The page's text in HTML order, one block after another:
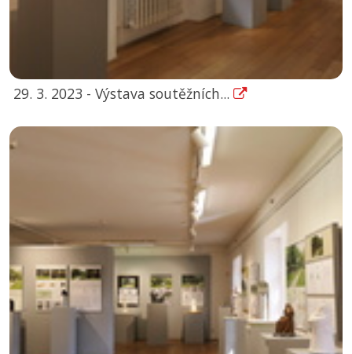
29. 3. 2023 - Výstava soutěžních...